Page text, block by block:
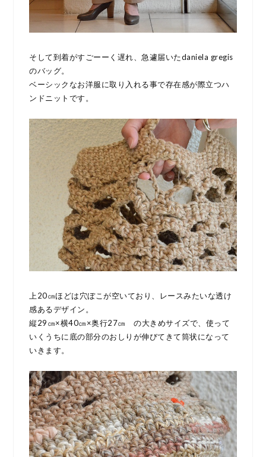
そして到着がすごーーく遅れ、急遽届いたdaniela gregis
のバッグ。
ベーシックなお洋服に取り入れる事で存在感が際立つハ
ンドニットです。
上20㎝ほどは穴ぼこが空いており、レースみたいな透け
感あるデザイン。
縦29㎝×横40㎝×奥行27㎝ の大きめサイズで、使って
いくうちに底の部分のおしりが伸びてきて筒状になって
いきます。